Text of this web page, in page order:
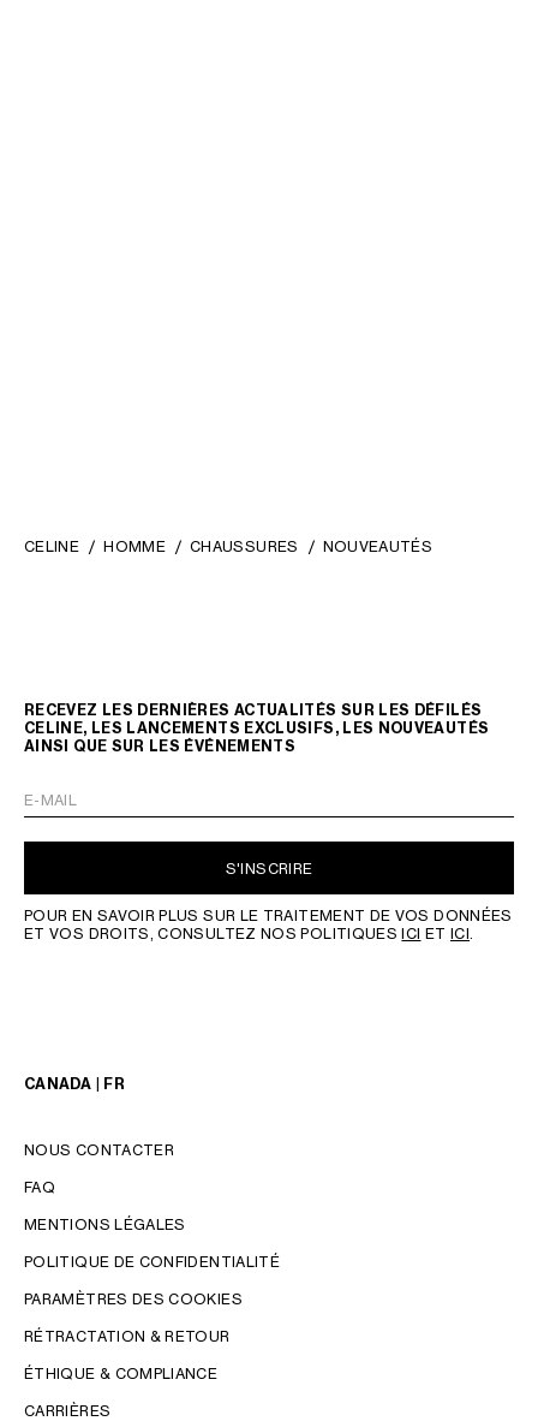
CELINE HOMME CHAUSSURES NOUVEAUTÉS
RECEVEZ LES DERNIÈRES ACTUALITÉS SUR LES DÉFILÉS
CELINE, LES LANCEMENTS EXCLUSIFS, LES NOUVEAUTÉS
AINSI QUE SUR LES ÉVÉNEMENTS
E-MAIL
S'INSCRIRE
POUR EN SAVOIR PLUS SUR LE TRAITEMENT DE VOS DONNÉES
ET VOS DROITS, CONSULTEZ NOS POLITIQUESICI ET ICI.
ENGLISH
CANADA | FR
NOUS CONTACTER
FAQ
MENTIONS LÉGALES
POLITIQUE DE CONFIDENTIALITÉ
PARAMÈTRES DES COOKIES
RÉTRACTATION & RETOUR
ÉTHIQUE & COMPLIANCE
CARRIÈRES